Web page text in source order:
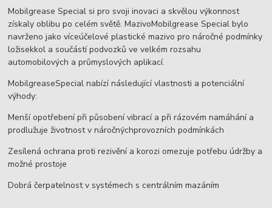
Mobilgrease Special si pro svoji inovaci a skvělou výkonnost
získaly oblibu po celém světě. MazivoMobilgrease Special bylo
navrženo jako víceúčelové plastické mazivo pro náročné podmínky
ložisekkol a součástí podvozků ve velkém rozsahu
automobilových a průmyslových aplikací.
MobilgreaseSpecial nabízí následující vlastnosti a potenciální
výhody:
Menší opotřebení při působení vibrací a při rázovém namáhání a
prodlužuje životnost v náročnýchprovozních podmínkách
Zesílená ochrana proti rezivění a korozi omezuje potřebu údržby a
možné prostoje
Dobrá čerpatelnost v systémech s centrálním mazáním